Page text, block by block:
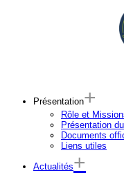
Présentation
Rôle et
Présentation
Documents
Liens utiles
Actualités